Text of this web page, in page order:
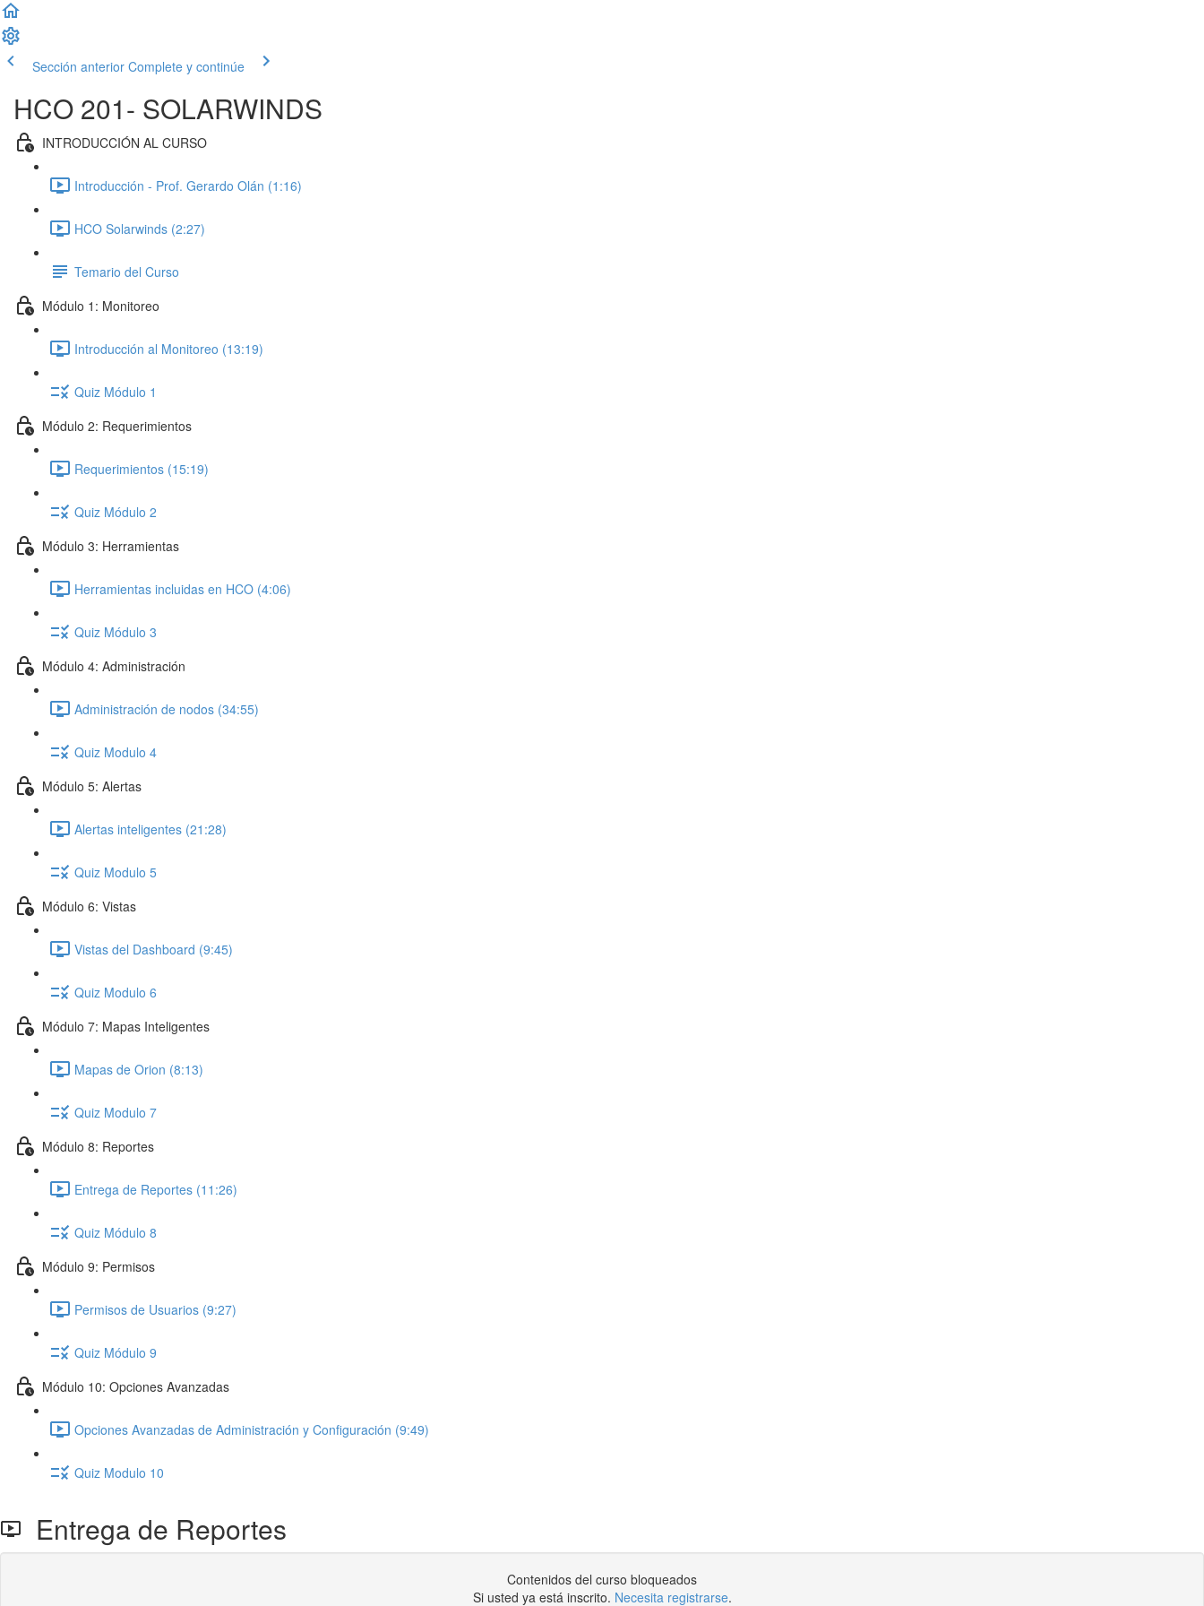
Sección anterior Complete y continúe
HCO 201- SOLARWINDS
INTRODUCCIÓN AL CURSO
Introducción - Prof. Gerardo Olán (1:16)
HCO Solarwinds (2:27)
Temario del Curso
Módulo 1: Monitoreo
Introducción al Monitoreo (13:19)
Quiz Módulo 1
Módulo 2: Requerimientos
Requerimientos (15:19)
Quiz Módulo 2
Módulo 3: Herramientas
Herramientas incluidas en HCO (4:06)
Quiz Módulo 3
Módulo 4: Administración
Administración de nodos (34:55)
Quiz Modulo 4
Módulo 5: Alertas
Alertas inteligentes (21:28)
Quiz Modulo 5
Módulo 6: Vistas
Vistas del Dashboard (9:45)
Quiz Modulo 6
Módulo 7: Mapas Inteligentes
Mapas de Orion (8:13)
Quiz Modulo 7
Módulo 8: Reportes
Entrega de Reportes (11:26)
Quiz Módulo 8
Módulo 9: Permisos
Permisos de Usuarios (9:27)
Quiz Módulo 9
Módulo 10: Opciones Avanzadas
Opciones Avanzadas de Administración y Configuración (9:49)
Quiz Modulo 10
Entrega de Reportes
Contenidos del curso bloqueados
Si usted ya está inscrito. Necesita registrarse.